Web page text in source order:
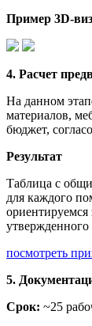
Пример 3D-
4. Расчет
На данном
материалов,
бюджет,
Результат
Таблица с
для каждого
посмотреть
5.
Срок: ~25